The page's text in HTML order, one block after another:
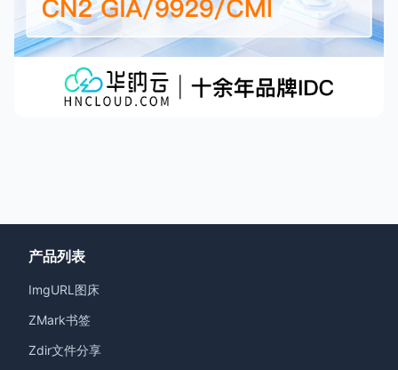
产品列表
ImgURL图床
ZMark书签
Zdir文件分享